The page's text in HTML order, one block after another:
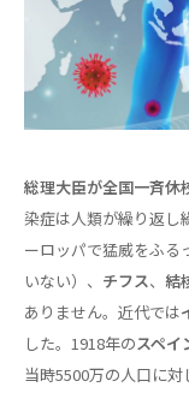
総理大臣が全国一斉休
染症は人類が繰り返し
ーロッパで猛威をふる
いない）、 チフス、 結
ありません。近代では
した。1918年のスペイ
当時5500万の人口に